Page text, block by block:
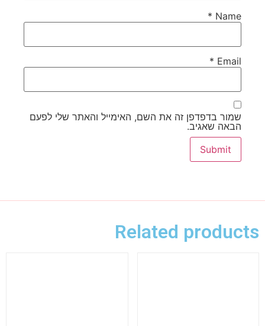
Name
*
Email
*
שמור בדפדפן זה את השם, האימייל והאתר שלי לפעם
הבאה שאגיב.
Related products